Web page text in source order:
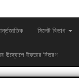
সিলেট বিভাগ
উদ্যোগে ইফতার বিতরণ